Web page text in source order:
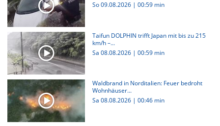
So 09.08.2026 | 00:59 min
Taifun DOLPHIN trifft Japan mit bis zu 215
km/h –...
Sa 08.08.2026 | 00:59 min
Waldbrand in Norditalien: Feuer bedroht
Wohnhäuser...
Sa 08.08.2026 | 00:46 min